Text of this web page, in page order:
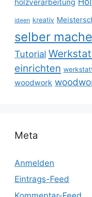
holzverarbeitung
ideen kreativ
selber
Tutorial
einrichten
woodwork
Meta
Anmelden
Eintrags-Feed